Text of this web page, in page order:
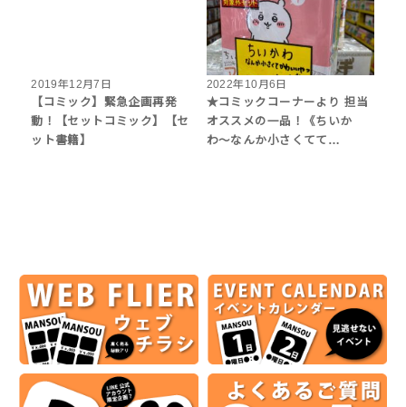
2019年12月7日
【コミック】緊急企画再発
動！【セットコミック】【セ
ット書籍】
2022年10月6日
★コミックコーナーより 担当
オススメの一品！《ちいか
わ〜なんか小さくてて…